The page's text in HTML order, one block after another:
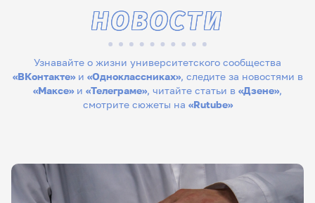
Узнавайте о жизни университетского сообщества
«ВКонтакте»и «Одноклассниках», следите за новостями в
«Максе» и «Телеграме», читайте статьи в «Дзене»,
смотрите сюжеты на «Rutube»
НОВОСТИ